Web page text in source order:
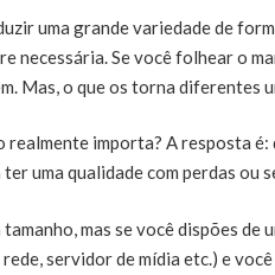
uma grande variedade de
necessária. Se você folhear o
Mas, o que os torna diferentes
importa? A resposta é:
uma qualidade com perdas ou
mas se você dispões de
servidor de mídia etc.) e